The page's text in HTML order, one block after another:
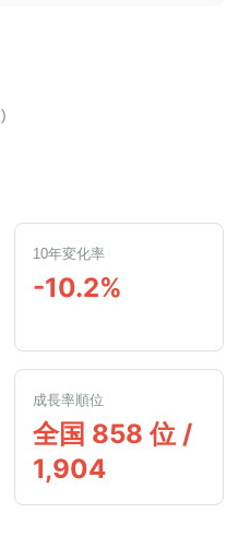
)
10年変化率
-10.2%
成長率順位
全国 858 位 /
1,904